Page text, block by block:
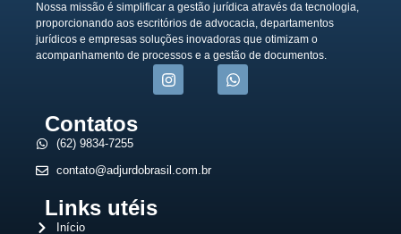
Nossa missão é simplificar a gestão jurídica através da tecnologia,
proporcionando aos escritórios de advocacia, departamentos
jurídicos e empresas soluções inovadoras que otimizam o
acompanhamento de processos e a gestão de documentos.
Contatos
(62) 9834-7255
contato@adjurdobrasil.com.br
Links utéis
Início